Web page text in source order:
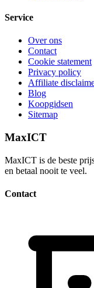
Service
Over ons
Contact
Cookie statement
Privacy policy
Affiliate
Blog
Koopgidsen
Sitemap
MaxICT
MaxICT is de beste
en betaal nooit te veel.
Contact